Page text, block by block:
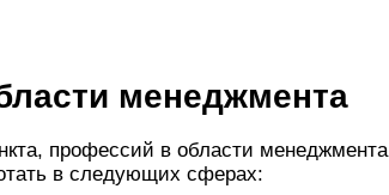
менеджмента
профессий в области
в следующих сферах: